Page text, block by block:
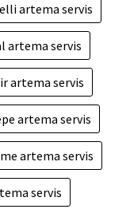
artema servis
artema servis
artema servis
artema servis
artema servis
servis